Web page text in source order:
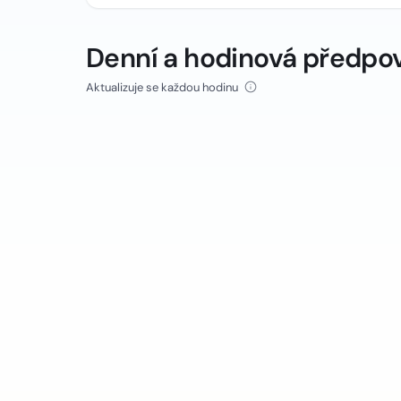
Denní a hodinová
Aktualizuje se každou hodinu